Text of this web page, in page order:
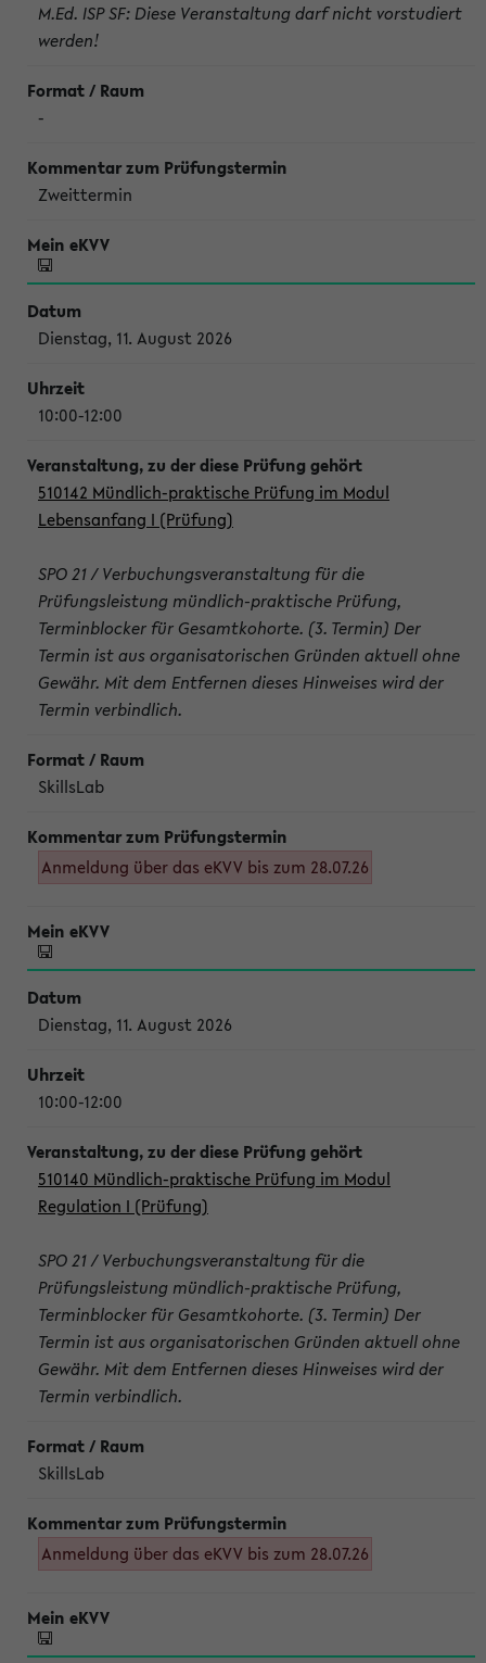
M.Ed. ISP SF: Diese Veranstaltung darf nicht vorstudiert
werden!
-
Zweittermin
Dienstag, 11. August 2026
10:00-12:00
510142 Mündlich-praktische Prüfung im Modul
Lebensanfang I (Prüfung)
SPO 21 / Verbuchungsveranstaltung für die
Prüfungsleistung mündlich-praktische Prüfung,
Terminblocker für Gesamtkohorte. (3. Termin) Der
Termin ist aus organisatorischen Gründen aktuell ohne
Gewähr. Mit dem Entfernen dieses Hinweises wird der
Termin verbindlich.
SkillsLab
Anmeldung über das eKVV bis zum 28.07.26
Dienstag, 11. August 2026
10:00-12:00
510140 Mündlich-praktische Prüfung im Modul
Regulation I (Prüfung)
SPO 21 / Verbuchungsveranstaltung für die
Prüfungsleistung mündlich-praktische Prüfung,
Terminblocker für Gesamtkohorte. (3. Termin) Der
Termin ist aus organisatorischen Gründen aktuell ohne
Gewähr. Mit dem Entfernen dieses Hinweises wird der
Termin verbindlich.
SkillsLab
Anmeldung über das eKVV bis zum 28.07.26